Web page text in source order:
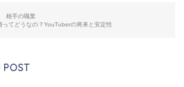
相手の職業
てどうなの？YouTuberの将来と安定性
POST